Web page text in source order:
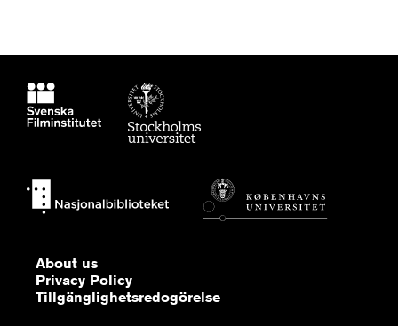
About us
Privacy Policy
Tillgänglighetsredogörelse